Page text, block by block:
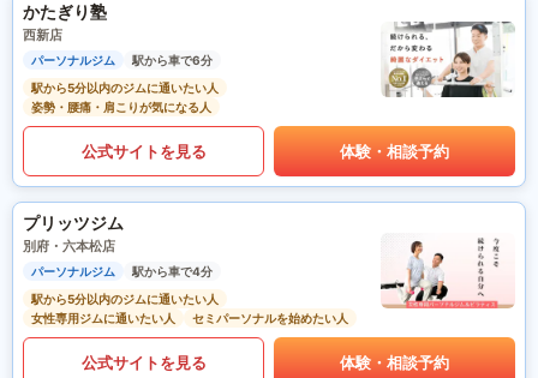
かたぎり塾
西新店
パーソナルジム
駅から車で6分
駅から5分以内のジムに通いたい人
姿勢・腰痛・肩こりが気になる人
公式サイトを見る 体験・相談予約
プリッツジム
別府・六本松店
パーソナルジム
駅から車で4分
駅から5分以内のジムに通いたい人
女性専用ジムに通いたい人
セミパーソナルを始めたい人
公式サイトを見る 体験・相談予約